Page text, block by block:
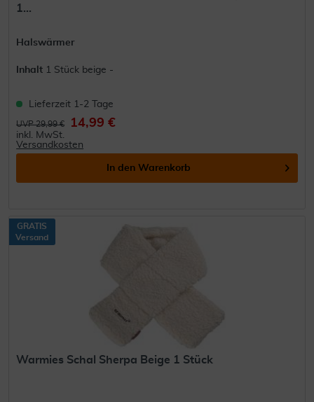
1...
Halswärmer
Inhalt 1 Stück beige -
Lieferzeit 1-2 Tage
UVP 29,99 € 14,99 €
inkl. MwSt.
Versandkosten
In den Warenkorb
GRATIS
Versand
Warmies Schal Sherpa Beige 1 Stück